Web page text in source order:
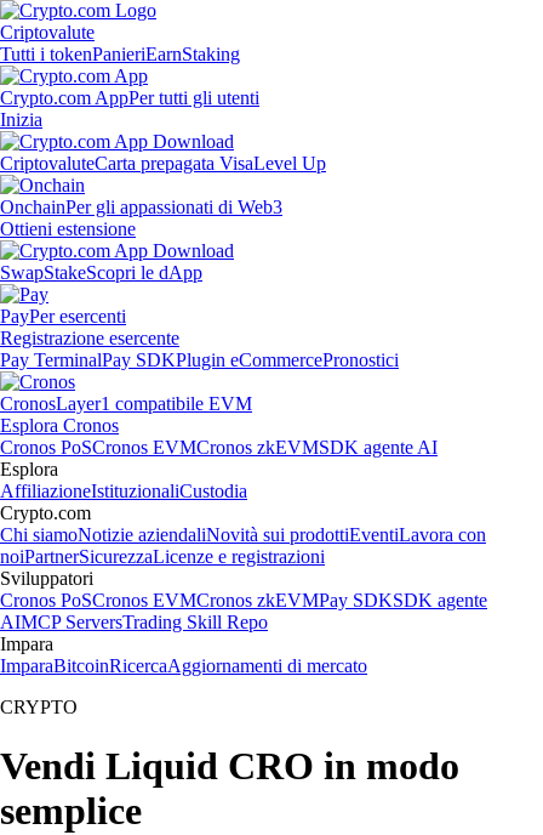
Criptovalute
Tutti i tokenPanieriEarnStaking
Crypto.com AppPer tutti gli utenti
Inizia
CriptovaluteCarta prepagata VisaLevel Up
OnchainPer gli appassionati di Web3
Ottieni estensione
SwapStakeScopri le dApp
PayPer esercenti
Registrazione esercente
Pay TerminalPay SDKPlugin eCommercePronostici
CronosLayer1 compatibile EVM
Esplora Cronos
Cronos PoSCronos EVMCronos zkEVMSDK agente AI
Esplora
AffiliazioneIstituzionaliCustodia
Crypto.com
Chi siamoNotizie aziendaliNovità sui prodottiEventiLavora con
noiPartnerSicurezzaLicenze e registrazioni
Sviluppatori
Cronos PoSCronos EVMCronos zkEVMPay SDKSDK agente
AIMCP ServersTrading Skill Repo
Impara
ImparaBitcoinRicercaAggiornamenti di mercato
CRYPTO
Vendi Liquid CRO in modo
semplice